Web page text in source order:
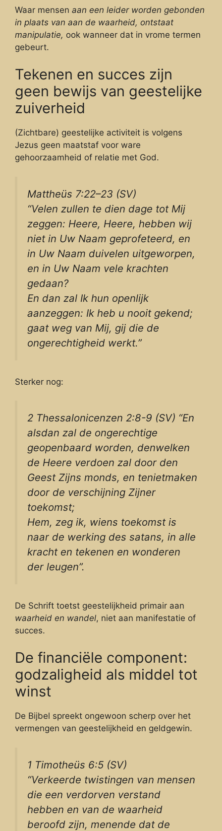
Waar mensen aan een leider worden gebonden
in plaats van aan de waarheid, ontstaat
manipulatie, ook wanneer dat in vrome termen
gebeurt.
Tekenen en succes zijn
geen bewijs van geestelijke
zuiverheid
(Zichtbare) geestelijke activiteit is volgens
Jezus geen maatstaf voor ware
gehoorzaamheid of relatie met God.
Mattheüs 7:22–23 (SV)
“Velen zullen te dien dage tot Mij
zeggen: Heere, Heere, hebben wij
niet in Uw Naam geprofeteerd, en
in Uw Naam duivelen uitgeworpen,
en in Uw Naam vele krachten
gedaan?
En dan zal Ik hun openlijk
aanzeggen: Ik heb u nooit gekend;
gaat weg van Mij, gij die de
ongerechtigheid werkt.”
Sterker nog:
2 Thessalonicenzen 2:8-9 (SV) “En
alsdan zal de ongerechtige
geopenbaard worden, denwelken
de Heere verdoen zal door den
Geest Zijns monds, en tenietmaken
door de verschijning Zijner
toekomst;
Hem, zeg ik, wiens toekomst is
naar de werking des satans, in alle
kracht en tekenen en wonderen
der leugen”.
De Schrift toetst geestelijkheid primair aan
waarheid en wandel, niet aan manifestatie of
succes.
De financiële component:
godzaligheid als middel tot
winst
De Bijbel spreekt ongewoon scherp over het
vermengen van geestelijkheid en geldgewin.
1 Timotheüs 6:5 (SV)
“Verkeerde twistingen van mensen
die een verdorven verstand
hebben en van de waarheid
beroofd zijn, menende dat de